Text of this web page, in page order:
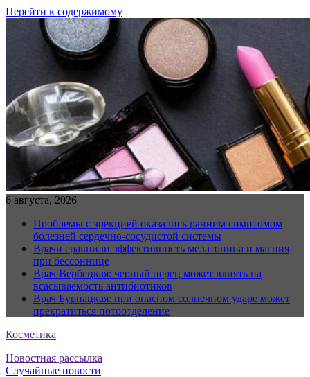
Перейти к содержимому
6 августа, 2026
Проблемы с эрекцией оказались ранним симптомом
болезней сердечно-сосудистой системы
Врачи сравнили эффективность мелатонина и магния
при бессоннице
Врач Вербецкая: черный перец может влиять на
всасываемость антибиотиков
Врач Бурнацкая: при опасном солнечном ударе может
прекратиться потоотделение
Косметика
Новостная рассылка
Случайные новости